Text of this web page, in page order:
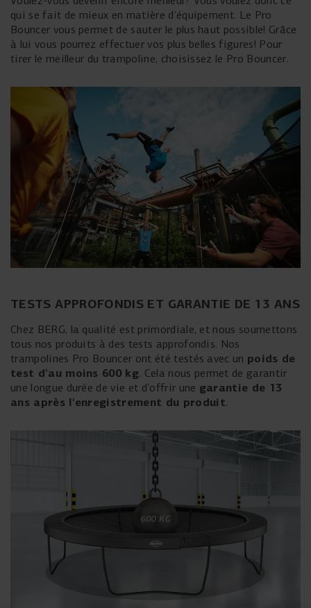
qui se fait de mieux en matière d'équipement. Le Pro
Bouncer vous permet de sauter le plus haut possible! Grâce
à lui vous pourrez effectuer vos plus belles figures! Pour
tirer le meilleur du trampoline, choisissez le Pro Bouncer.
TESTS APPROFONDIS ET GARANTIE DE 13 ANS
Chez BERG, la qualité est primordiale, et nous soumettons
tous nos produits à des tests approfondis. Nos
trampolines Pro Bouncer ont été testés avec un poids de
test d'au moins 600 kg. Cela nous permet de garantir
une longue durée de vie et d'offrir une garantie de 13
ans après l'enregistrement du produit.